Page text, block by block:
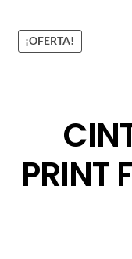
Carrito
¡OFERTA!
PRINT